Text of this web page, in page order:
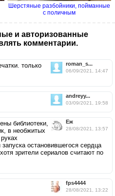
Шерстяные разбойники, пойманные
с поличным
и авторизованные
комментарии.
roman_s...
06/09/2021, 14:47
только
andreyy...
03/09/2021, 19:58
Ёж
28/08/2021, 13:57
библиотеки,
в необжитых
остановившегося сердца
зрители сериалов считают по
fps4444
28/08/2021, 13:22